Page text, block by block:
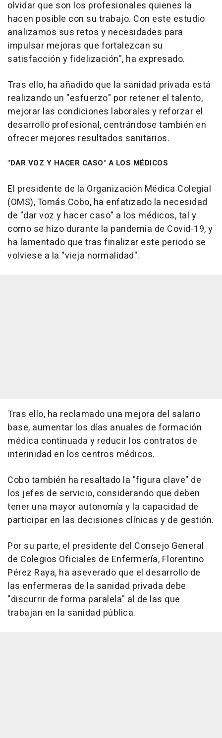
olvidar que son los profesionales quienes la
hacen posible con su trabajo. Con este estudio
analizamos sus retos y necesidades para
impulsar mejoras que fortalezcan su
satisfacción y fidelización", ha expresado.
Tras ello, ha añadido que la sanidad privada está
realizando un "esfuerzo" por retener el talento,
mejorar las condiciones laborales y reforzar el
desarrollo profesional, centrándose también en
ofrecer mejores resultados sanitarios.
"DAR VOZ Y HACER CASO" A LOS MÉDICOS
El presidente de la Organización Médica Colegial
(OMS), Tomás Cobo, ha enfatizado la necesidad
de "dar voz y hacer caso" a los médicos, tal y
como se hizo durante la pandemia de Covid-19, y
ha lamentado que tras finalizar este periodo se
volviese a la "vieja normalidad".
Tras ello, ha reclamado una mejora del salario
base, aumentar los días anuales de formación
médica continuada y reducir los contratos de
interinidad en los centros médicos.
Cobo también ha resaltado la "figura clave" de
los jefes de servicio, considerando que deben
tener una mayor autonomía y la capacidad de
participar en las decisiones clínicas y de gestión.
Por su parte, el presidente del Consejo General
de Colegios Oficiales de Enfermería, Florentino
Pérez Raya, ha aseverado que el desarrollo de
las enfermeras de la sanidad privada debe
"discurrir de forma paralela" al de las que
trabajan en la sanidad pública.